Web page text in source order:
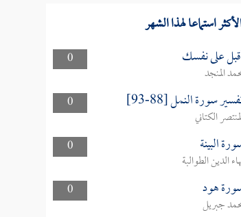
استماعا لهذا الشهر
0 على نفسك
المنجد
0
سورة النمل [88-93]
الكتاني
0
البينة
الدين الطوالبة
0
هود
جبريل